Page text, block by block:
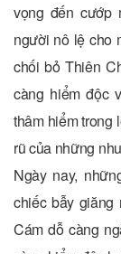
vọng đến cướp
người nô lệ cho
chối bỏ Thiên
càng hiểm độc
thâm hiểm trong
rũ của những
Ngày nay,
chiếc bẫy giăng
Cám dỗ càng